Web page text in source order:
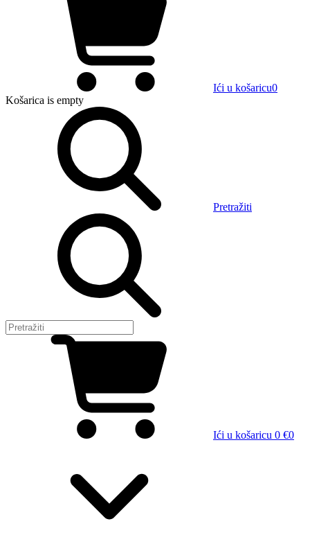
Ići u košaricu0
Košarica is empty
Pretražiti
Ići u košaricu 0 €0